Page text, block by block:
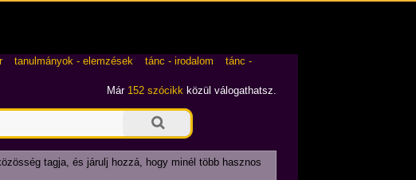
tanulmányok - elemzések tánc - irodalom
tánc -
Már 152 szócikk közül válogathatsz.
tagja, és járulj hozzá, hogy minél több hasznos